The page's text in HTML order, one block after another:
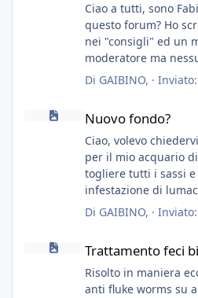
Ciao a tutti, sono
questo forum? Ho
nei "consigli" ed un
moderatore ma
chissà... speravo in
Di GAIBINO, · Inviato:
Nuovo fondo?
Nuovo fondo?
Ciao, volevo
per il mio acquario
togliere tutti i sassi
infestazione di
che ho 3 discus, 8
Ho già tolto migliaia
esagero.
Ora vorrei togliere
Di GAIBINO, · Inviato:
Trattamento feci bianche e
Trattamento feci
Risolto in maniera
anti fluke worms su